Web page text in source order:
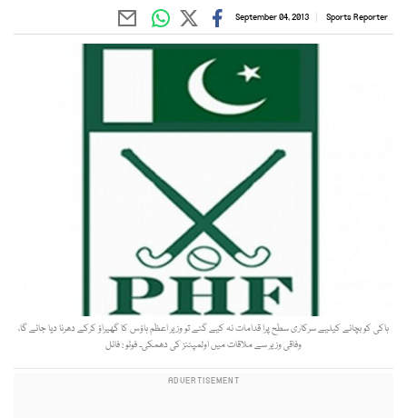
Sports Reporter
September 04, 2013
ہاکی کو بچانے کیلیے سرکاری سطح پرا قدامات نہ کیے گئے تو وزیر اعظم ہاؤس کا گھیراؤ کرکے دھرنا دیا جائے گا،
وفاقی وزیر سے ملاقات میں اولمپئنز کی دھمکی۔ فوٹو : فائل